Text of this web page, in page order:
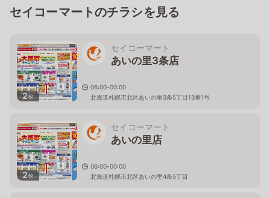
セイコーマートのチラシを見る
2枚
セイコーマート
あいの里3条店
06:00-00:00
北海道札幌市北区あいの里3条5丁目13番1号
2枚
セイコーマート
あいの里店
06:00-00:00
北海道札幌市北区あいの里4条5丁目